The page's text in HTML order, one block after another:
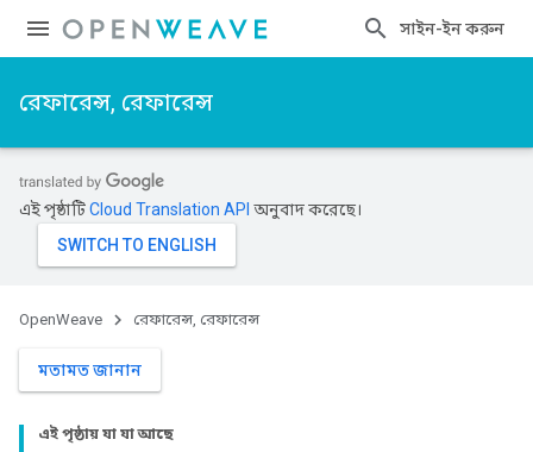
সাইন-ইন করুন
রেফারেন্স, রেফারেন্স
এই পৃষ্ঠাটিCloud Translation API অনুবাদ করেছে।
OpenWeave রেফারেন্স, রেফারেন্স
মতামত জানান
এই পৃষ্ঠায় যা যা আছে